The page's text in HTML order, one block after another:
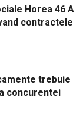
Horea 46 A
contractele
trebuie
concurentei